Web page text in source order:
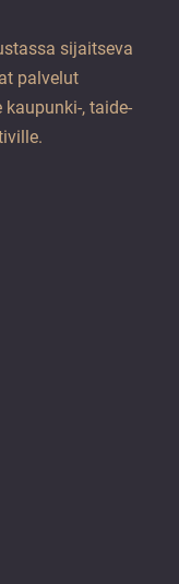
sijaitseva
palvelut
, taide-